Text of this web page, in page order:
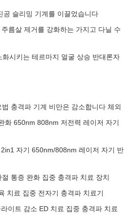
공 슬리밍 기계를 이끌었습니다
름살 제거를 강화하는 가지고 다닐 수
화시키는 테르마지 얼굴 상승 반대론자
충격파 기계 비만은 감소합니다 체외
화 650nm 808nm 저전력 레이저 자기
자기 650nm/808nm 레이저 자기 반
통증 완화 집중 충격파 치료 장치
치료 집중 전자기 충격파 치료기
이트 감소 ED 치료 집중 충격파 치료